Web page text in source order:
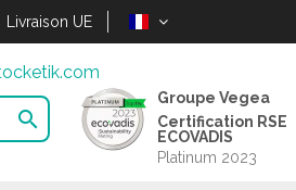
Livraison UE

Groupe Vegea
Certification RSE
ECOVADIS
Platinum 2023